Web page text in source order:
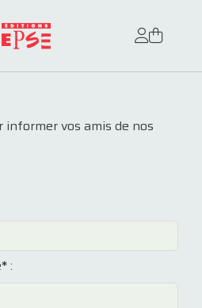
vos amis de nos
*: